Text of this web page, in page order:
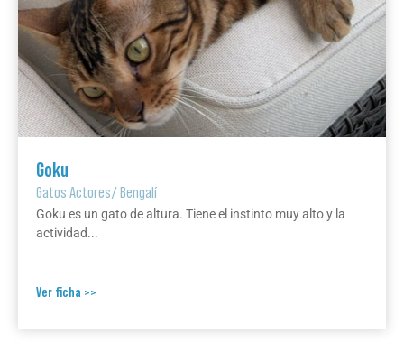
Goku
Gatos Actores/Bengalí
Goku es un gato de altura. Tiene el instinto muy alto y la
actividad...
Ver ficha >>